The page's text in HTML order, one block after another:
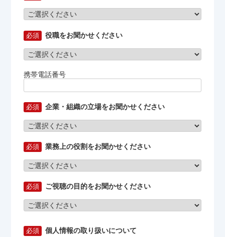
役職をお聞かせください
携帯電話番号
企業・組織の立場をお聞かせください
業務上の役割をお聞かせください
ご視聴の目的をお聞かせください
個人情報の取り扱いについて